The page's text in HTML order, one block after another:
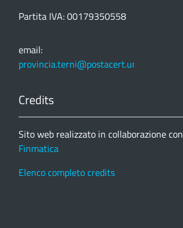
Partita IVA: 00179350558
email:
provincia.terni@postacert.umbria.it
Credits
Sito web realizzato in collaborazione con
Finmatica
Elenco completo credits